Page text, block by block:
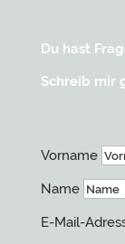
Du hast
Schreib mir
Vorname
Name
E-Mail-